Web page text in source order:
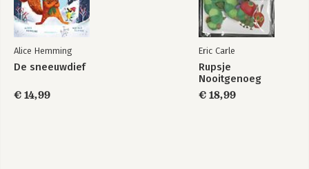
Alice Hemming
De sneeuwdief
€ 14,99
Eric Carle
Rupsje
Nooitgenoeg
€ 18,99